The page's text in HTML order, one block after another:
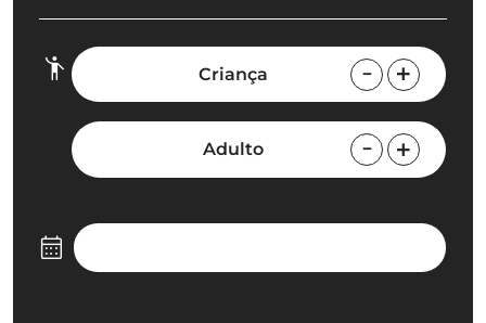
Criança
Adulto